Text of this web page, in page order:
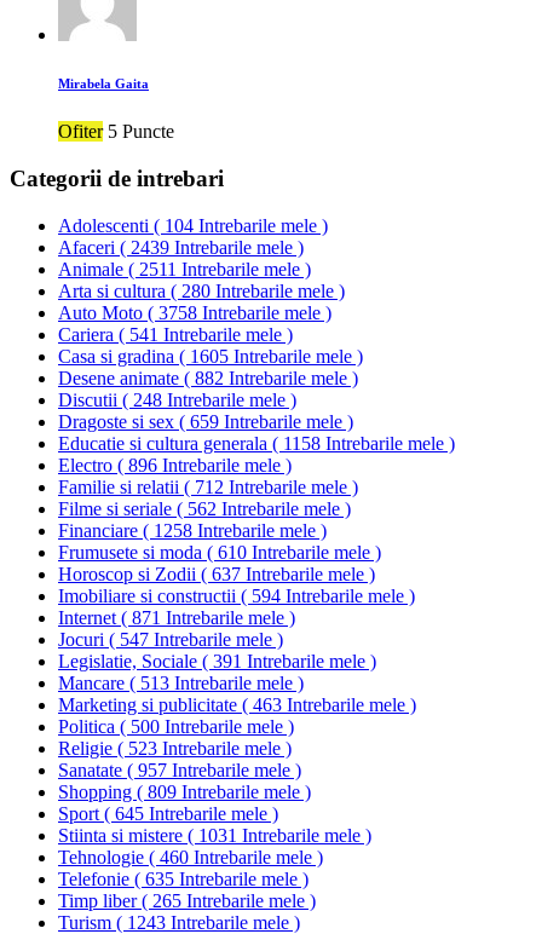
Mirabela Gaita
Ofiter 5 Puncte
Categorii de intrebari
Adolescenti ( 104 Intrebarile mele )
Afaceri ( 2439 Intrebarile mele )
Animale ( 2511 Intrebarile mele )
Arta si cultura ( 280 Intrebarile mele )
Auto Moto ( 3758 Intrebarile mele )
Cariera ( 541 Intrebarile mele )
Casa si gradina ( 1605 Intrebarile mele )
Desene animate ( 882 Intrebarile mele )
Discutii ( 248 Intrebarile mele )
Dragoste si sex ( 659 Intrebarile mele )
Educatie si cultura generala ( 1158 Intrebarile mele )
Electro ( 896 Intrebarile mele )
Familie si relatii ( 712 Intrebarile mele )
Filme si seriale ( 562 Intrebarile mele )
Financiare ( 1258 Intrebarile mele )
Frumusete si moda ( 610 Intrebarile mele )
Horoscop si Zodii ( 637 Intrebarile mele )
Imobiliare si constructii ( 594 Intrebarile mele )
Internet ( 871 Intrebarile mele )
Jocuri ( 547 Intrebarile mele )
Legislatie, Sociale ( 391 Intrebarile mele )
Mancare ( 513 Intrebarile mele )
Marketing si publicitate ( 463 Intrebarile mele )
Politica ( 500 Intrebarile mele )
Religie ( 523 Intrebarile mele )
Sanatate ( 957 Intrebarile mele )
Shopping ( 809 Intrebarile mele )
Sport ( 645 Intrebarile mele )
Stiinta si mistere ( 1031 Intrebarile mele )
Tehnologie ( 460 Intrebarile mele )
Telefonie ( 635 Intrebarile mele )
Timp liber( 265 Intrebarile mele )
Turism ( 1243 Intrebarile mele )